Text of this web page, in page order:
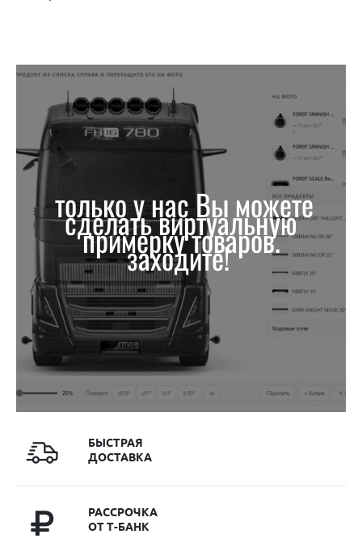
только у нас Вы можете
сделать виртуальную
примерку товаров.
заходите!
БЫСТРАЯ
ДОСТАВКА
РАССРОЧКА
ОТ Т-БАНК